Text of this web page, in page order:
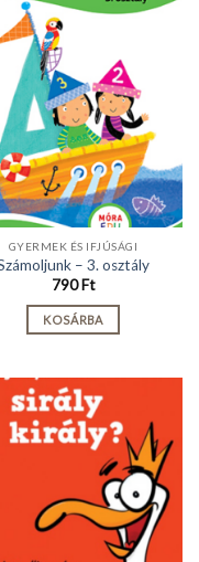
GYERMEK ÉS IFJÚSÁGI
– 3. osztály
790Ft
KOSÁRBA